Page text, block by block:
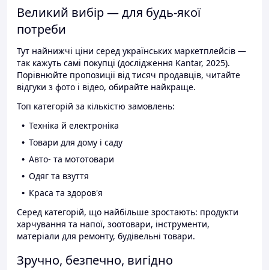
Великий вибір — для будь-якої
потреби
Тут найнижчі ціни серед українських маркетплейсів —
так кажуть самі покупці (дослідження Kantar, 2025).
Порівнюйте пропозиції від тисяч продавців, читайте
відгуки з фото і відео, обирайте найкраще.
Топ категорій за кількістю замовлень:
Техніка й електроніка
Товари для дому і саду
Авто- та мототовари
Одяг та взуття
Краса та здоров'я
Серед категорій, що найбільше зростають: продукти
харчування та напої, зоотовари, інструменти,
матеріали для ремонту, будівельні товари.
Зручно, безпечно, вигідно